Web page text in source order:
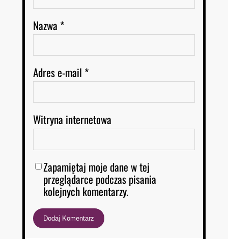
Nazwa *
Adres e-mail *
Witryna internetowa
Zapamiętaj moje dane w tej
przeglądarce podczas pisania
kolejnych komentarzy.